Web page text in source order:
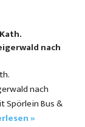
nach
nach
Spörlein Bus &
»